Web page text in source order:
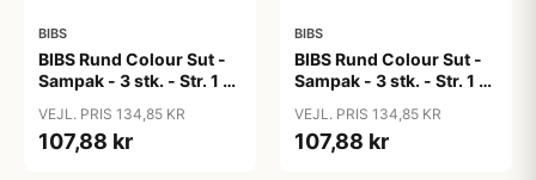
BIBS
BIBS Rund Colour Sut -
Sampak - 3 stk. - Str. 1 -
VEJL. PRIS 134,85 KR
107,88 kr
BIBS
BIBS Rund Colour Sut -
Sampak - 3 stk. - Str. 1 -
VEJL. PRIS 134,85 KR
107,88 kr